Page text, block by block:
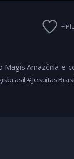
+
Magis Amazônia e